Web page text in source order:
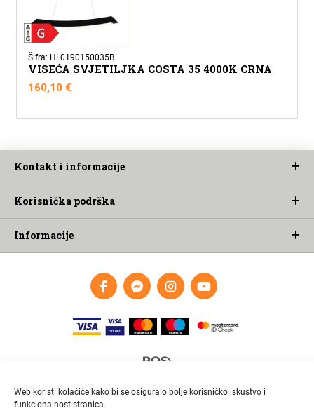
Web koristi kolačiće kako bi se osiguralo bolje korisničko iskustvo i
funkcionalnost stranica.
Šifra: HL0190150035B
VISEĆA SVJETILJKA COSTA 35 4000K CRNA
160,10€
Kontakt i informacije
Korisnička podrška
Informacije